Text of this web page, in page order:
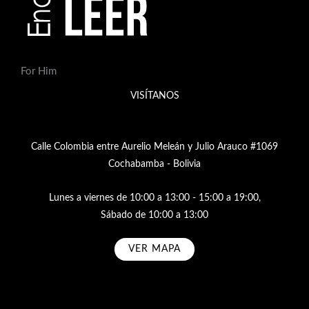
For Him
VISÍTANOS
Calle Colombia entre Aurelio Meleán y Julio Arauco #1069
Cochabamba - Bolivia
Lunes a viernes de 10:00 a 13:00 - 15:00 a 19:00,
Sábado de 10:00 a 13:00
VER MAPA